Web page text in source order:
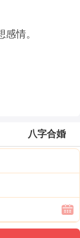
情。
八字合婚